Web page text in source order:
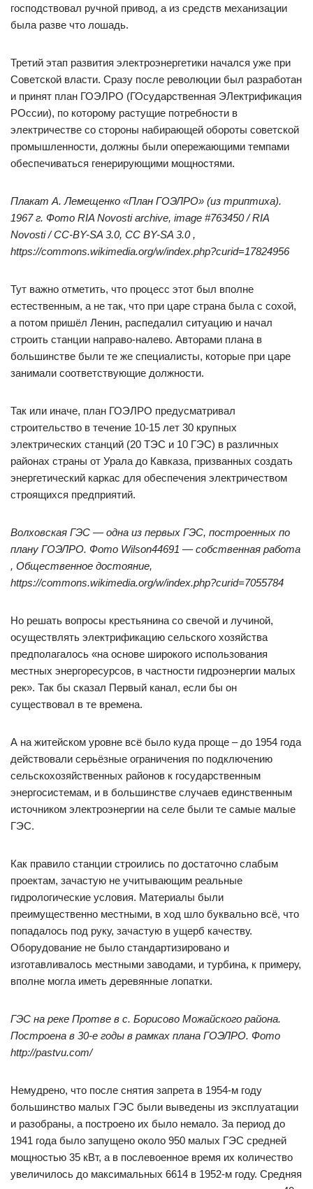
господствовал ручной привод, а из средств механизации
была разве что лошадь.
Третий этап развития электроэнергетики начался уже при
Советской власти. Сразу после революции был разработан
и принят план ГОЭЛРО (ГОсударственная ЭЛектрификация
РОссии), по которому растущие потребности в
электричестве со стороны набирающей обороты советской
промышленности, должны были опережающими темпами
обеспечиваться генерирующими мощностями.
Плакат А. Лемещенко «План ГОЭЛРО» (из триптиха).
1967 г. Фото RIA Novosti archive, image #763450 / RIA
Novosti / CC-BY-SA 3.0, CC BY-SA 3.0 ,
https://commons.wikimedia.org/w/index.php?curid=17824956
Тут важно отметить, что процесс этот был вполне
естественным, а не так, что при царе страна была с сохой,
а потом пришёл Ленин, распедалил ситуацию и начал
строить станции направо-налево. Авторами плана в
большинстве были те же специалисты, которые при царе
занимали соответствующие должности.
Так или иначе, план ГОЭЛРО предусматривал
строительство в течение 10-15 лет 30 крупных
электрических станций (20 ТЭС и 10 ГЭС) в различных
районах страны от Урала до Кавказа, призванных создать
энергетический каркас для обеспечения электричеством
строящихся предприятий.
Волховская ГЭС — одна из первых ГЭС, построенных по
плану ГОЭЛРО. Фото Wilson44691 — собственная работа
, Общественное достояние,
https://commons.wikimedia.org/w/index.php?curid=7055784
Но решать вопросы крестьянина со свечой и лучиной,
осуществлять электрификацию сельского хозяйства
предполагалось «на основе широкого использования
местных энергоресурсов, в частности гидроэнергии малых
рек». Так бы сказал Первый канал, если бы он
существовал в те времена.
А на житейском уровне всё было куда проще – до 1954 года
действовали серьёзные ограничения по подключению
сельскохозяйственных районов к государственным
энергосистемам, и в большинстве случаев единственным
источником электроэнергии на селе были те самые малые
ГЭС.
Как правило станции строились по достаточно слабым
проектам, зачастую не учитывающим реальные
гидрологические условия. Материалы были
преимущественно местными, в ход шло буквально всё, что
попадалось под руку, зачастую в ущерб качеству.
Оборудование не было стандартизировано и
изготавливалось местными заводами, и турбина, к примеру,
вполне могла иметь деревянные лопатки.
ГЭС на реке Протве в с. Борисово Можайского района.
Построена в 30-е годы в рамках плана ГОЭЛРО. Фото
http://pastvu.com/
Немудрено, что после снятия запрета в 1954-м году
большинство малых ГЭС были выведены из эксплуатации
и разобраны, а построено их было немало. За период до
1941 года было запущено около 950 малых ГЭС средней
мощностью 35 кВт, а в послевоенное время их количество
увеличилось до максимальных 6614 в 1952-м году. Средняя